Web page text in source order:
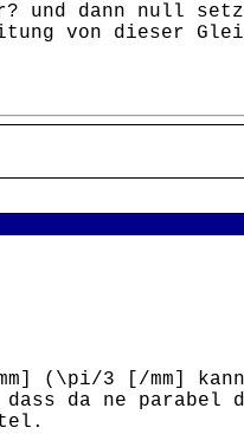
und dann null
von dieser
(\pi/3 [/mm]
da ne parabel